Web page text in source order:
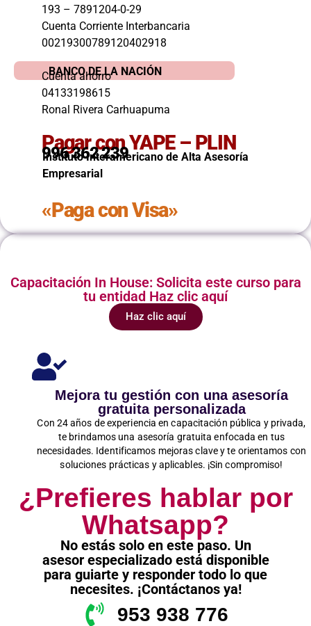
193 – 7891204-0-29
Cuenta Corriente Interbancaria
00219300789120402918
BANCO DE LA NACIÓN
Cuenta ahorro
04133198615
Ronal Rivera Carhuapuma
Pagar con YAPE – PLIN
996 362 239
Instituto Interamericano de Alta Asesoría
Empresarial
«Paga con Visa»
Capacitación In House: Solicita este curso para
tu entidad Haz clic aquí
Haz clic aquí
Mejora tu gestión con una asesoría
gratuita personalizada
Con 24 años de experiencia en capacitación pública y privada,
te brindamos una asesoría gratuita enfocada en tus
necesidades. Identificamos mejoras clave y te orientamos con
soluciones prácticas y aplicables. ¡Sin compromiso!
¿Prefieres hablar por
Whatsapp?
No estás solo en este paso. Un
asesor especializado está disponible
para guiarte y responder todo lo que
necesites. ¡Contáctanos ya!
953 938 776